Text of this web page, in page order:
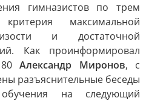
гимназистов по трем
максимальной
и достаточной
Как проинформировал
Александр Миронов, с
разъяснительные беседы
на следующий